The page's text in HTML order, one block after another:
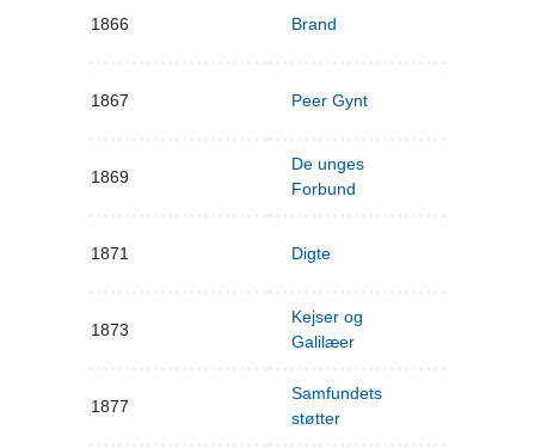
1866 Brand
1867 Peer Gynt
1869
De unges
Forbund
1871 Digte
1873
Kejser og
Galilæer
1877
Samfundets
støtter